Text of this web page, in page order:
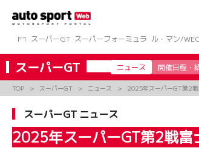
ツ
へ
ス
キ
ッ
F1
スーパーGT スーパーフォーミュラ ル・マン/WEC
スーパーGT ニュース 開催日程・
TOP スーパーGT ニュース 2025年スーパーGT第2
スーパーGT ニュース
2025年スーパーGT第2戦